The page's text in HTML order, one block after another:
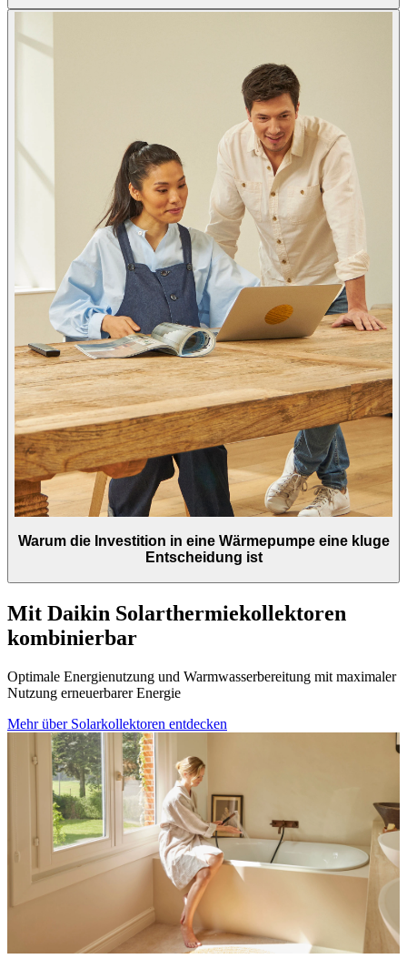
Warum die Investition in eine Wärmepumpe eine kluge
Entscheidung ist
Mit Daikin Solarthermiekollektoren
kombinierbar
Optimale Energienutzung und Warmwasserbereitung mit maximaler
Nutzung erneuerbarer Energie
Mehr über Solarkollektoren entdecken